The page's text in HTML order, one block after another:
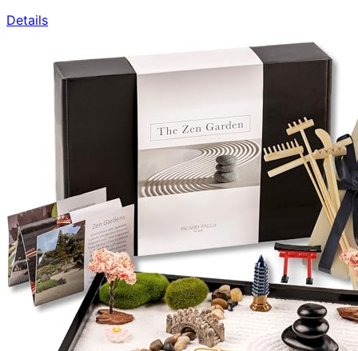
Details